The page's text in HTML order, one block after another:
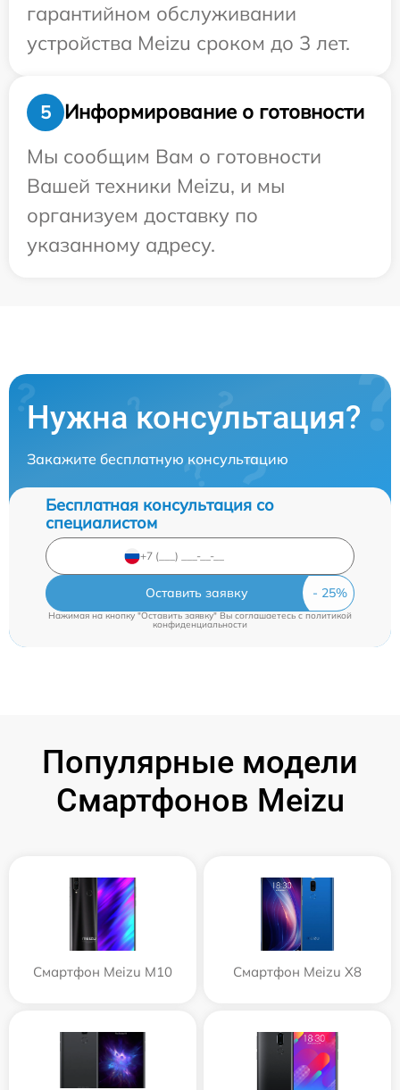
гарантийном обслуживании
устройства Meizu сроком до 3 лет.
5
Информирование о готовности
Мы сообщим Вам о готовности
Вашей техники Meizu, и мы
организуем доставку по
указанному адресу.
Нужна консультация?
Закажите бесплатную консультацию
Бесплатная консультация со
специалистом
Оставить заявку
Нажимая на кнопку "Оставить заявку" Вы соглашаетесь cполитикой
конфиденциальности
Популярные модели
Смартфонов Meizu
Смартфон Meizu M10 Смартфон Meizu X8